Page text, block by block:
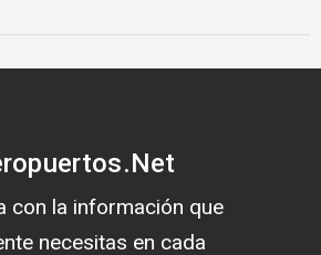
con la información que
necesitas en cada